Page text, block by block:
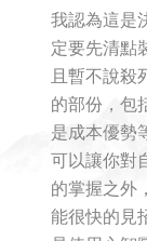
我認為這是
定要先清點
且暫不說殺
的部份，包
是成本優勢
可以讓你對
的掌握之外
能很快的見